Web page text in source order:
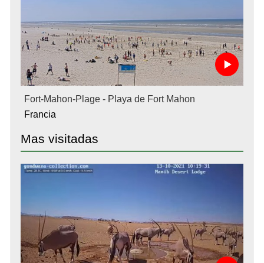
Fort-Mahon-Plage - Playa de Fort Mahon
Francia
Mas visitadas